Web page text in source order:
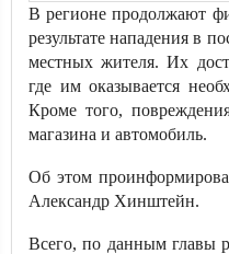
В регионе продолжают
результате нападения в
местных жителя. Их
где им оказывается
Кроме того,
магазина и автомобиль.
Об этом
Александр Хинштейн.
Всего, по данным главы